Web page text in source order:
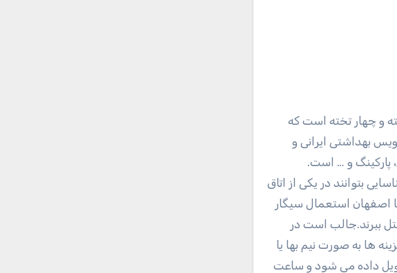
سه تخته و چهار تخته است که
بهداشتی ایرانی و
پارکینگ و … است.
بتوانند در یکی از اتاق
اصفهان استعمال سیگار
ببرند.جالب است در
ها به صورت نیم بها یا
رفاهی کامل سر ساعت 14:00 به مسافران تحویل داده می شود و ساعت